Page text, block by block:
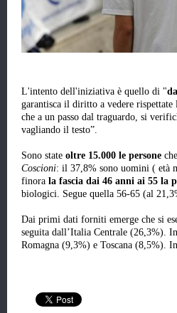
L'intento dell'iniziativa è quello di "
garantisca il diritto a vedere
che a un passo dal traguardo, si
vagliando il testo”.
Sono state oltre 15.000 le persone
Coscioni: il 37,8% sono uomini ( età
finora la fascia dai 46 anni ai 55 la
biologici. Segue quella 56-65 (al
Dai primi dati forniti emerge che si
seguita dall’Italia Centrale (26,3%).
Romagna (9,3%) e Toscana (8,5%).